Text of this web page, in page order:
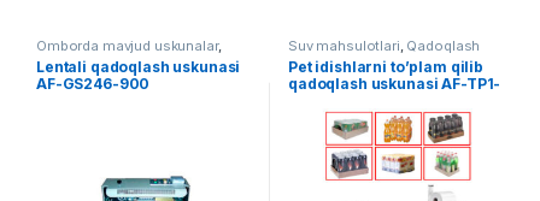
Omborda mavjud uskunalar,
Qadoqlash
Lentali qadoqlash uskunasi
AF-GS246-900
Suv mahsulotlari Qadoqlash
Pet idishlarni to’plam qilib
qadoqlash uskunasi AF-TP1-